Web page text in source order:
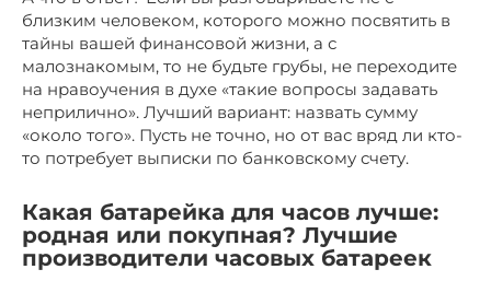
близким человеком, которого можно посвятить в
тайны вашей финансовой жизни, а с
малознакомым, то не будьте грубы, не переходите
на нравоучения в духе «такие вопросы задавать
неприлично». Лучший вариант: назвать сумму
«около того». Пусть не точно, но от вас вряд ли кто-
то потребует выписки по банковскому счету.
Какая батарейка для часов лучше:
родная или покупная? Лучшие
производители часовых батареек